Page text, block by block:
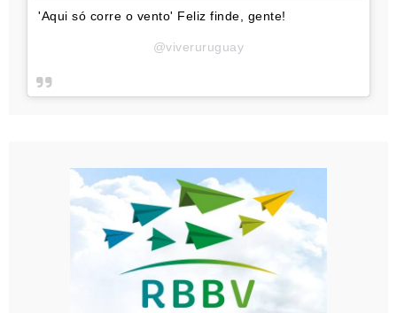
'Aqui só corre o vento' Feliz finde, gente!
@viveruruguay